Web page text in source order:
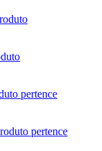
pertence
pertence